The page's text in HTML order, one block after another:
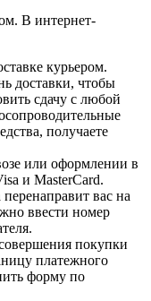
В интернет-
курьером.
доставки, чтобы
сдачу с любой
получаете
или оформлении в
и MasterCard.
вас на
ввести номер
покупки
платежного
форму по